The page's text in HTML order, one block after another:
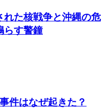
れた核戦争と沖縄の危
す警鐘
件はなぜ起きた？